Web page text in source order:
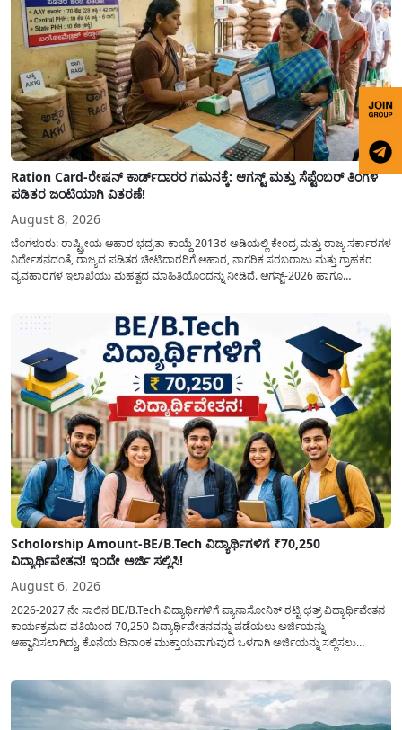
Ration Card-ರೇಷನ್ ಕಾರ್ಡ್‍ದಾರರ ಗಮನಕ್ಕೆ: ಆಗಸ್ಟ್ ಮತ್ತು ಸೆಪ್ಟೆಂಬರ್ ತಿಂಗಳ
ಪಡಿತರ ಜಂಟಿಯಾಗಿ ವಿತರಣೆ!
August 8, 2026
ಬೆಂಗಳೂರು: ರಾಷ್ಟ್ರೀಯ ಆಹಾರ ಭದ್ರತಾ ಕಾಯ್ದೆ 2013ರ ಅಡಿಯಲ್ಲಿ ಕೇಂದ್ರ ಮತ್ತು ರಾಜ್ಯ ಸರ್ಕಾರಗಳ
ನಿರ್ದೇಶನದಂತೆ, ರಾಜ್ಯದ ಪಡಿತರ ಚೀಟಿದಾರರಿಗೆ ಆಹಾರ, ನಾಗರಿಕ ಸರಬರಾಜು ಮತ್ತು ಗ್ರಾಹಕರ
ವ್ಯವಹಾರಗಳ ಇಲಾಖೆಯು ಮಹತ್ವದ ಮಾಹಿತಿಯೊಂದನ್ನು ನೀಡಿದೆ. ಆಗಸ್ಟ್-2026 ಹಾಗೂ
Scholorship Amount-BE/B.Tech ವಿದ್ಯಾರ್ಥಿಗಳಿಗೆ ₹70,250
ವಿದ್ಯಾರ್ಥಿವೇತನ! ಇಂದೇ ಅರ್ಜಿ ಸಲ್ಲಿಸಿ!
August 6, 2026
2026-2027 ನೇ ಸಾಲಿನ BE/B.Tech ವಿದ್ಯಾರ್ಥಿಗಳಿಗೆ ಪ್ಯಾನಾಸೋನಿಕ್ ರಟ್ಟಿ ಛತ್ರ್ ವಿದ್ಯಾರ್ಥಿವೇತನ
ಕಾರ್ಯಕ್ರಮದ ವತಿಯಿಂದ 70,250 ವಿದ್ಯಾರ್ಥಿವೇತನವನ್ನು ಪಡೆಯಲು ಅರ್ಜಿಯನ್ನು
ಆಹ್ವಾನಿಸಲಾಗಿದ್ದು, ಕೊನೆಯ ದಿನಾಂಕ ಮುಕ್ತಾಯವಾಗುವುದ ಒಳಗಾಗಿ ಅರ್ಜಿಯನ್ನು ಸಲ್ಲಿಸಲು
ಜಾರಿಗೆ...